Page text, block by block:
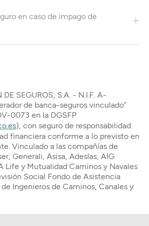
en caso de impago de
SEGUROS, S.A. - N.I.F. A-
de banca-seguros vinculado”
0073 en la DGSFP
), con seguro de responsabilidad
financiera conforme a lo previsto en
Vinculado a las compañías de
Generali, Asisa, Adeslas, AIG
Life y Mutualidad Caminos y Navales
Social Fondo de Asistencia
Ingenieros de Caminos, Canales y